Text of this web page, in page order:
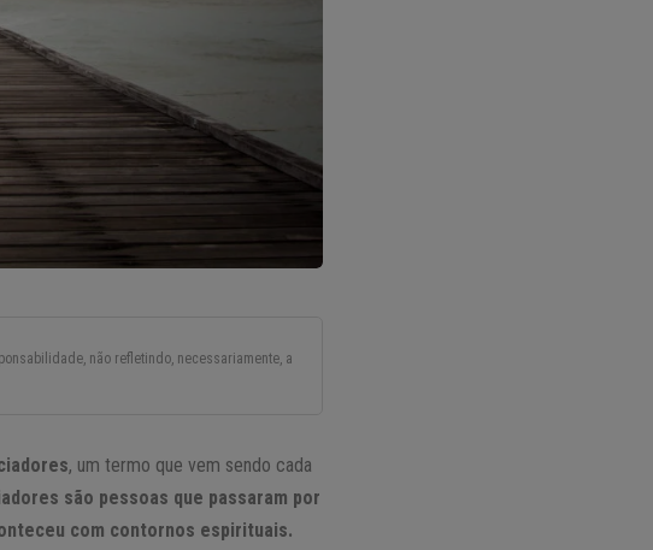
não refletindo, necessariamente, a
, um termo que vem sendo cada
são pessoas que passaram por
com contornos espirituais.